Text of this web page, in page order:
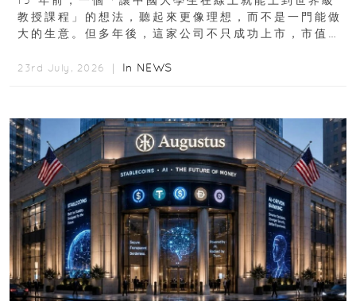
教授課程」的想法，聽起來更像理想，而不是一門能做
大的生意。但多年後，這家公司不只成功上市，市值更
23rd July, 2026 ｜ In NEWS